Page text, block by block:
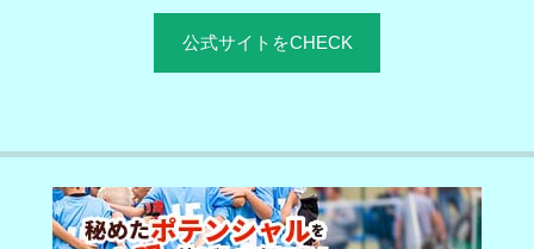
公式サイトをCHECK